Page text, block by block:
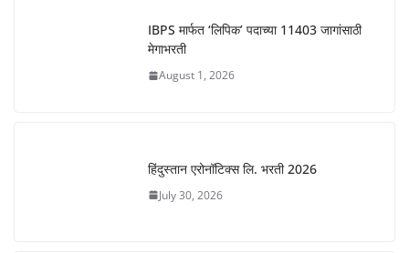
IBPS मार्फत ‘लिपिक’ पदाच्या 11403 जागांसाठी
मेगाभरती
August 1, 2026
हिंदुस्तान एरोनॉटिक्स लि. भरती 2026
July 30, 2026